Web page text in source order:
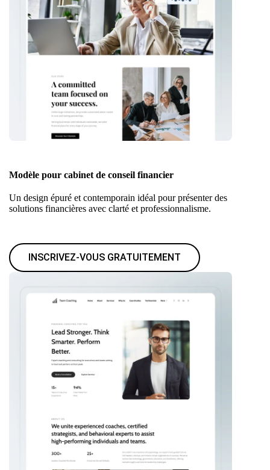
Modèle pour cabinet de conseil financier
Un design épuré et contemporain idéal pour présenter des
solutions financières avec clarté et professionnalisme.
INSCRIVEZ-VOUS GRATUITEMENT